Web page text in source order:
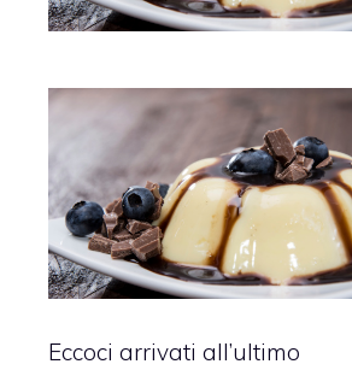
Eccoci arrivati all’ultimo